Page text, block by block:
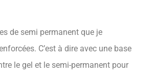
de semi permanent que je
C’est à dire avec une base
le gel et le semi-permanent pour